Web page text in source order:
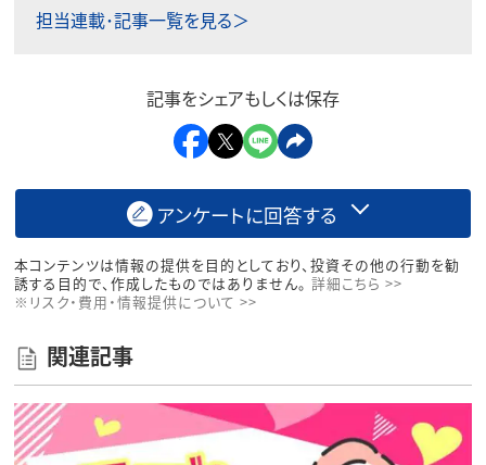
担当連載･記事一覧を見る＞
記事をシェアもしくは保存
アンケートに回答する
本コンテンツは情報の提供を目的としており、投資その他の行動を勧
誘する目的で、作成したものではありません。 詳細こちら >>
※リスク・費用・情報提供について >>
関連記事